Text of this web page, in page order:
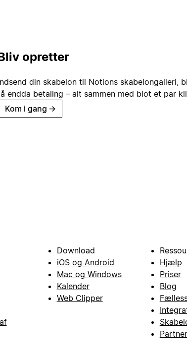
opretter
din skabelon til Notions skabelongalleri,
endda betaling – alt sammen med blot et par
Kom i gang →
Download
iOS og Android
Mac og Windows
Kalender
Web Clipper
Hjælp
Priser
Blog